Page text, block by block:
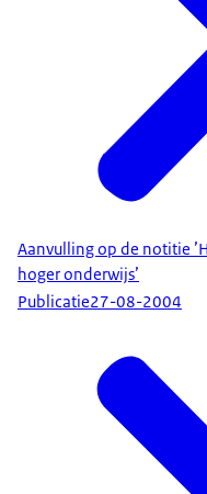
Aanvulling op de notitie
hoger onderwijs’
Publicatie27-08-2004